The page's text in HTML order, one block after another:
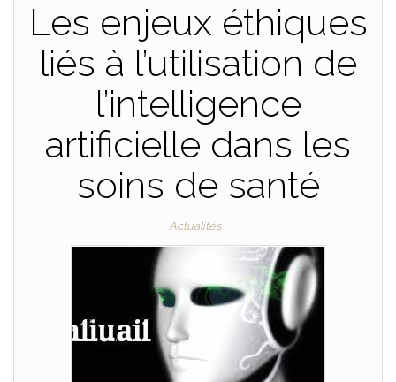
Les enjeux éthiques
liés à l’utilisation de
l’intelligence
artificielle dans les
soins de santé
Actualités